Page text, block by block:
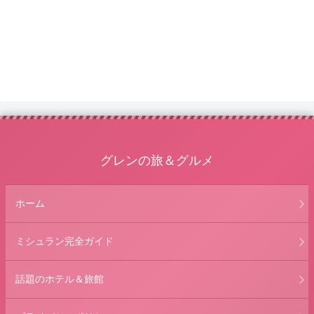
グレンの旅＆グルメ
ホーム
ミシュラン完全ガイド
話題のホテル＆旅館